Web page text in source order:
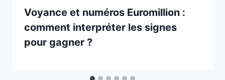
Voyance et numéros Euromillion :
comment interpréter les signes
pour gagner ?